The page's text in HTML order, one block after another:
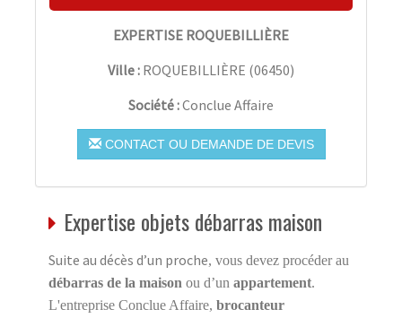
EXPERTISE ROQUEBILLIÈRE
Ville : ROQUEBILLIÈRE (06450)
Société :Conclue Affaire
CONTACT OU DEMANDE DE DEVIS
Expertise objets débarras maison
Suite au décès d’un proche, vous devez procéder au
débarras de la maison ou d’un appartement.
L'entreprise Conclue Affaire, brocanteur